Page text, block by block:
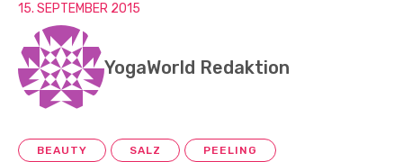
15. SEPTEMBER 2015
YogaWorld Redaktion
BEAUTY SALZ PEELING